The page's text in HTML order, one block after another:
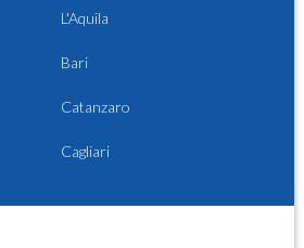
L'Aquila
Bari
Catanzaro
Cagliari